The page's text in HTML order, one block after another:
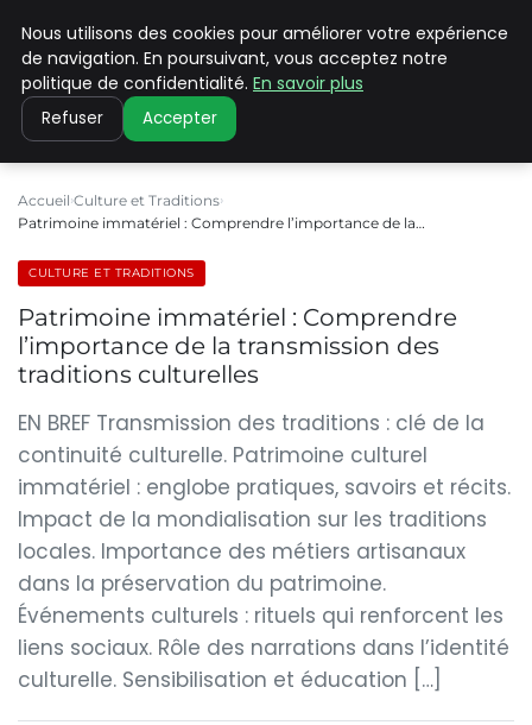
PILAT PATRIMOINES
Accueil Culture et Traditions
Patrimoine immatériel : Comprendre l’importance de la…
CULTURE ET TRADITIONS
Patrimoine immatériel : Comprendre
l’importance de la transmission des
traditions culturelles
EN BREF Transmission des traditions : clé de la
continuité culturelle. Patrimoine culturel
immatériel : englobe pratiques, savoirs et récits.
Impact de la mondialisation sur les traditions
locales. Importance des métiers artisanaux
dans la préservation du patrimoine.
Événements culturels : rituels qui renforcent les
liens sociaux. Rôle des narrations dans l’identité
culturelle. Sensibilisation et éducation […]
Nous utilisons des cookies pour améliorer votre expérience
de navigation. En poursuivant, vous acceptez notre
politique de confidentialité. En savoir plus
Refuser Accepter